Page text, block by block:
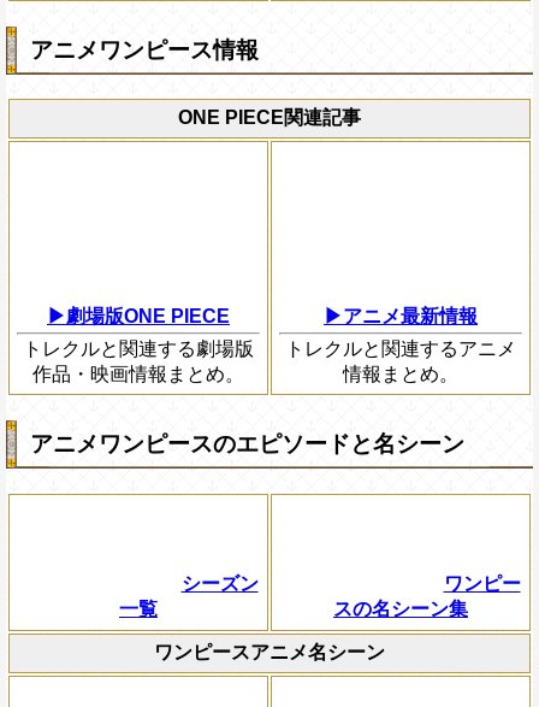
アニメワンピース情報
ONE PIECE関連記事
▶劇場版ONE PIECE
トレクルと関連する劇場版
作品・映画情報まとめ。
▶アニメ最新情報
トレクルと関連するアニメ
情報まとめ。
アニメワンピースのエピソードと名シーン
シーズン
一覧
ワンピー
スの名シーン集
ワンピースアニメ名シーン